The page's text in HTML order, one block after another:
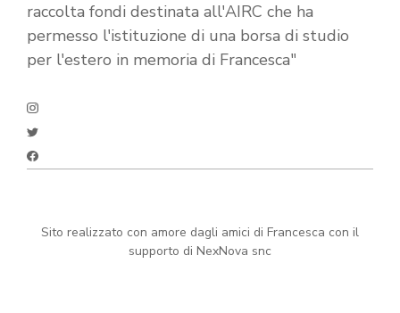
raccolta fondi destinata all'AIRC che ha
permesso l'istituzione di una borsa di studio
per l'estero in memoria di Francesca"
Sito realizzato con amore dagli amici di Francesca con il
supporto di NexNova snc